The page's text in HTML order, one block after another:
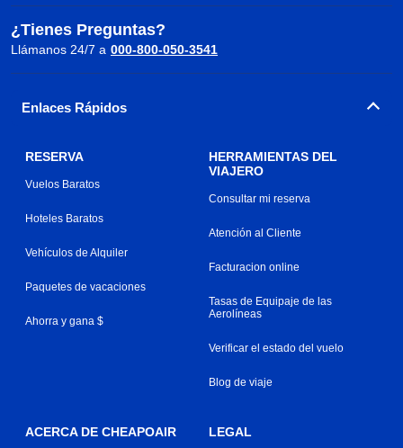
¿Tienes Preguntas?
Llámanos 24/7 a 000-800-050-3541
Enlaces Rápidos
RESERVA
Vuelos Baratos
Hoteles Baratos
Vehículos de Alquiler
Paquetes de vacaciones
Ahorra y gana $
HERRAMIENTAS DEL
VIAJERO
Consultar mi reserva
Atención al Cliente
Facturacion online
Tasas de Equipaje de las
Aerolíneas
Verificar el estado del vuelo
Blog de viaje
ACERCA DE CHEAPOAIR LEGAL